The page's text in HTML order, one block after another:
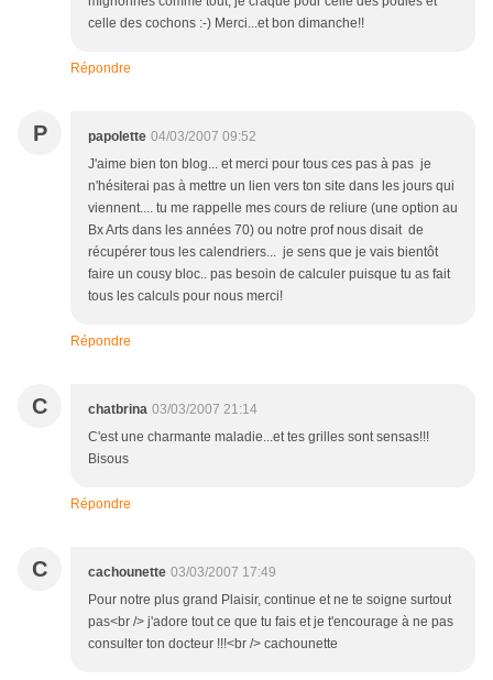
celle des cochons :-) Merci...et bon dimanche!!
Répondre
P papolette 04/03/2007 09:52
J'aime bien ton blog... et merci pour tous ces pas à pas je
n'hésiterai pas à mettre un lien vers ton site dans les jours qui
viennent.... tu me rappelle mes cours de reliure (une option au
Bx Arts dans les années 70) ou notre prof nous disait de
récupérer tous les calendriers... je sens que je vais bientôt
faire un cousy bloc.. pas besoin de calculer puisque tu as fait
tous les calculs pour nous merci!
Répondre
C chatbrina 03/03/2007 21:14
C'est une charmante maladie...et tes grilles sont sensas!!!
Bisous
Répondre
C cachounette 03/03/2007 17:49
Pour notre plus grand Plaisir, continue et ne te soigne surtout
pas<br /> j'adore tout ce que tu fais et je t'encourage à ne pas
consulter ton docteur !!!<br /> cachounette